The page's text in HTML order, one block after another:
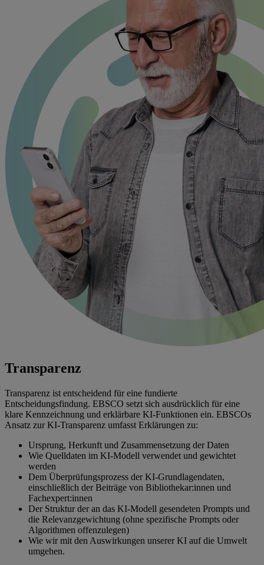
Transparenz
Transparenz ist entscheidend für eine fundierte
Entscheidungsfindung. EBSCO setzt sich ausdrücklich für eine
klare Kennzeichnung und erklärbare KI-Funktionen ein. EBSCOs
Ansatz zur KI-Transparenz umfasst Erklärungen zu:
Ursprung, Herkunft und Zusammensetzung der Daten
Wie Quelldaten im KI-Modell verwendet und gewichtet
werden
Dem Überprüfungsprozess der KI-Grundlagendaten,
einschließlich der Beiträge von Bibliothekar:innen und
Fachexpert:innen
Der Struktur der an das KI-Modell gesendeten Prompts und
die Relevanzgewichtung (ohne spezifische Prompts oder
Algorithmen offenzulegen)
Wie wir mit den Auswirkungen unserer KI auf die Umwelt
umgehen.